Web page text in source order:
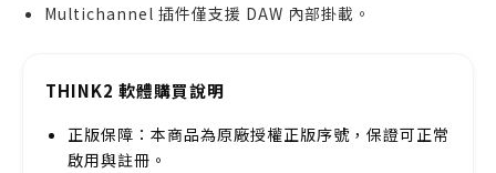
Multichannel 插件僅支援 DAW 內部掛載。
THINK2 軟體購買說明
正版保障：本商品為原廠授權正版序號，保證可正常
啟用與註冊。